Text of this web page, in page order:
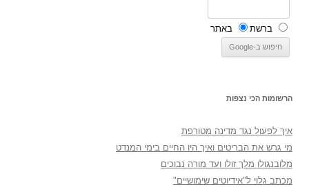
ברשת באתר
הרשומות הכי נצפות
איך לפעול נגד מדינה מטורפת
מי גרש את הבריטים ואיך היו החיים בימי המנדט
מלובנגולו מלך זולו ועד מורה נבוכים
מכתב גלוי ל"אידיוטים שימושיים"